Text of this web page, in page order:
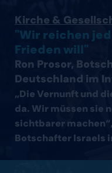
Kirche &
"Wir reichen
Frieden will"
Ron Prosor,
Deutschland im
„Die Vernunft und
da. Wir müssen sie
sichtbarer
Botschafter Israels